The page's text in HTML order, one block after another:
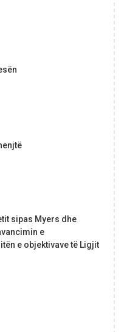
sipas Myers dhe
e
e objektivave të Ligjit